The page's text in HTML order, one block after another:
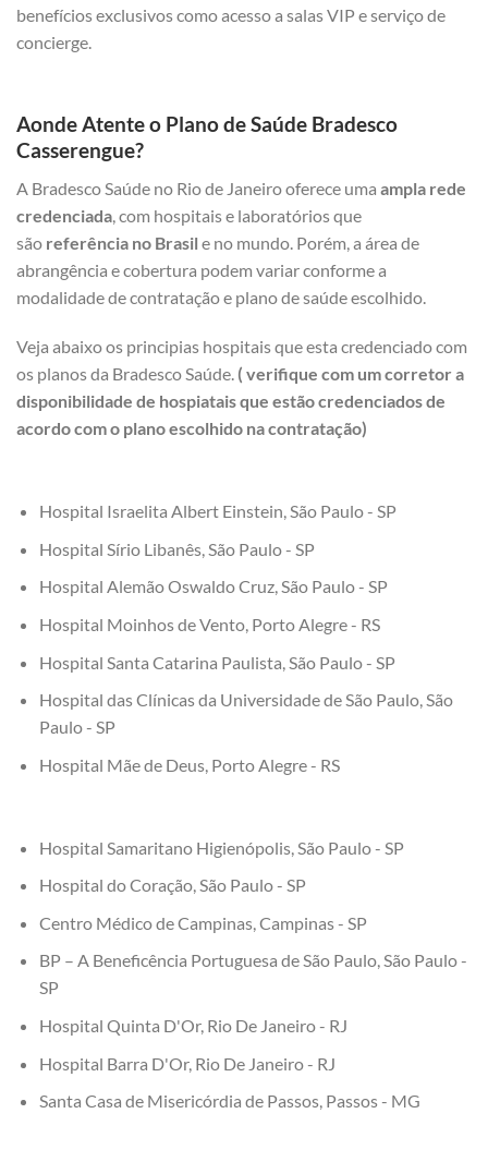
benefícios exclusivos como acesso a salas VIP e serviço de
concierge.
Aonde Atente o Plano de Saúde Bradesco
Casserengue?
A Bradesco Saúde no Rio de Janeiro oferece uma ampla rede
credenciada , com hospitais e laboratórios que
são referência no Brasil e no mundo. Porém, a área de
abrangência e cobertura podem variar conforme a
modalidade de contratação e plano de saúde escolhido.
Veja abaixo os principias hospitais que esta credenciado com
os planos da Bradesco Saúde. ( verifique com um corretor a
disponibilidade de hospiatais que estão credenciados de
acordo com o plano escolhido na contratação)
Hospital Israelita Albert Einstein, São Paulo - SP
Hospital Sírio Libanês, São Paulo - SP
Hospital Alemão Oswaldo Cruz, São Paulo - SP
Hospital Moinhos de Vento, Porto Alegre - RS
Hospital Santa Catarina Paulista, São Paulo - SP
Hospital das Clínicas da Universidade de São Paulo, São
Paulo - SP
Hospital Mãe de Deus, Porto Alegre - RS
Hospital Samaritano Higienópolis, São Paulo - SP
Hospital do Coração, São Paulo - SP
Centro Médico de Campinas, Campinas - SP
BP – A Beneficência Portuguesa de São Paulo, São Paulo -
SP
Hospital Quinta D'Or, Rio De Janeiro - RJ
Hospital Barra D'Or, Rio De Janeiro - RJ
Santa Casa de Misericórdia de Passos, Passos - MG